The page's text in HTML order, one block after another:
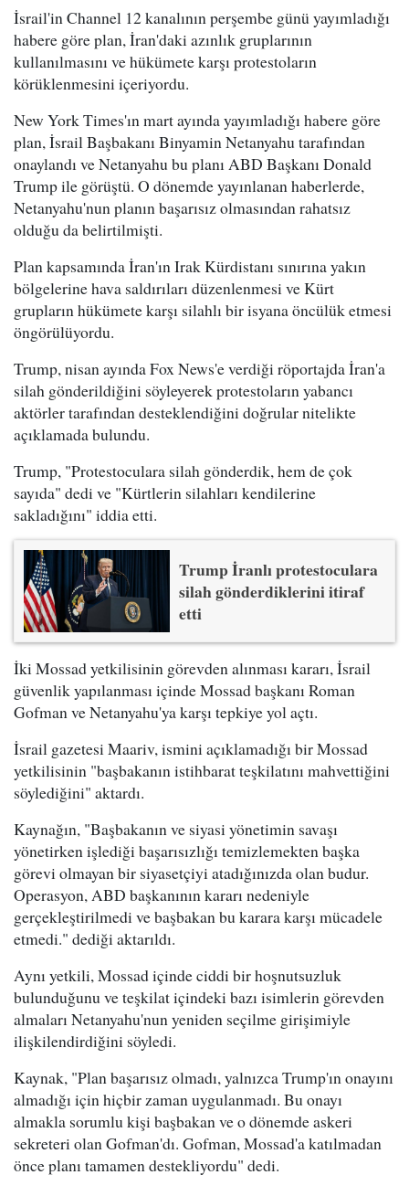
İsrail'in Channel 12 kanalının perşembe günü yayımladığı
habere göre plan, İran'daki azınlık gruplarının
kullanılmasını ve hükümete karşı protestoların
körüklenmesini içeriyordu.
New York Times'ın mart ayında yayımladığı habere göre
plan, İsrail Başbakanı Binyamin Netanyahu tarafından
onaylandı ve Netanyahu bu planı ABD Başkanı Donald
Trump ile görüştü. O dönemde yayınlanan haberlerde,
Netanyahu'nun planın başarısız olmasından rahatsız
olduğu da belirtilmişti.
Plan kapsamında İran'ın Irak Kürdistanı sınırına yakın
bölgelerine hava saldırıları düzenlenmesi ve Kürt
grupların hükümete karşı silahlı bir isyana öncülük etmesi
öngörülüyordu.
Trump, nisan ayında Fox News'e verdiği röportajda İran'a
silah gönderildiğini söyleyerek protestoların yabancı
aktörler tarafından desteklendiğini doğrular nitelikte
açıklamada bulundu.
Trump, "Protestoculara silah gönderdik, hem de çok
sayıda" dedi ve "Kürtlerin silahları kendilerine
sakladığını" iddia etti.
Trump İranlı protestoculara
silah gönderdiklerini itiraf
etti
İki Mossad yetkilisinin görevden alınması kararı, İsrail
güvenlik yapılanması içinde Mossad başkanı Roman
Gofman ve Netanyahu'ya karşı tepkiye yol açtı.
İsrail gazetesi Maariv, ismini açıklamadığı bir Mossad
yetkilisinin "başbakanın istihbarat teşkilatını mahvettiğini
söylediğini" aktardı.
Kaynağın, "Başbakanın ve siyasi yönetimin savaşı
yönetirken işlediği başarısızlığı temizlemekten başka
görevi olmayan bir siyasetçiyi atadığınızda olan budur.
Operasyon, ABD başkanının kararı nedeniyle
gerçekleştirilmedi ve başbakan bu karara karşı mücadele
etmedi." dediği aktarıldı.
Aynı yetkili, Mossad içinde ciddi bir hoşnutsuzluk
bulunduğunu ve teşkilat içindeki bazı isimlerin görevden
almaları Netanyahu'nun yeniden seçilme girişimiyle
ilişkilendirdiğini söyledi.
Kaynak, "Plan başarısız olmadı, yalnızca Trump'ın onayını
almadığı için hiçbir zaman uygulanmadı. Bu onayı
almakla sorumlu kişi başbakan ve o dönemde askeri
sekreteri olan Gofman'dı. Gofman, Mossad'a katılmadan
önce planı tamamen destekliyordu" dedi.